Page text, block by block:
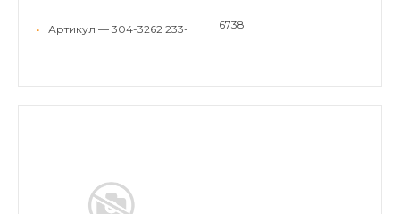
• Артикул — 304-3262 233- 6738